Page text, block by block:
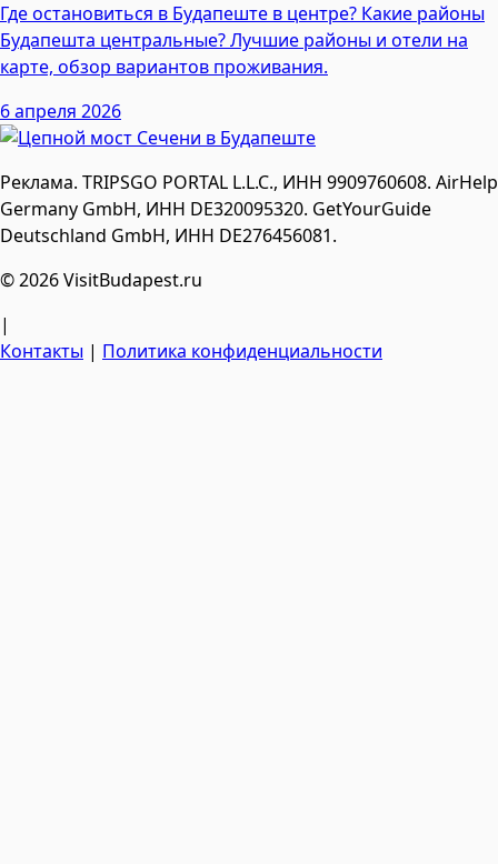
Где остановиться в Будапеште в центре? Какие районы
Будапешта центральные? Лучшие районы и отели на
карте, обзор вариантов проживания.
6 апреля 2026
Реклама. TRIPSGO PORTAL L.L.C., ИНН 9909760608. AirHelp
Germany GmbH, ИНН DE320095320. GetYourGuide
Deutschland GmbH, ИНН DE276456081.
© 2026 VisitBudapest.ru
|
Контакты | Политика конфиденциальности